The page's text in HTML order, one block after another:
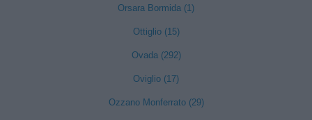
Orsara Bormida (1)
Ottiglio (15)
Ovada (292)
Oviglio (17)
Ozzano Monferrato (29)